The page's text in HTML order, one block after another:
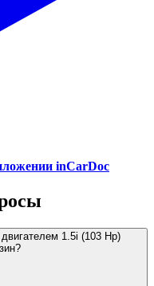
inCarDoc
1.5i (103 Hp)